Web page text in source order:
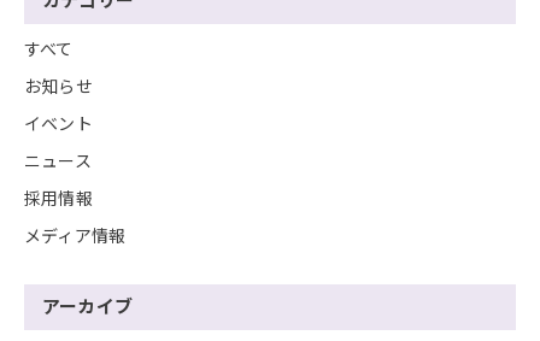
すべて
お知らせ
イベント
ニュース
採用情報
メディア情報
アーカイブ